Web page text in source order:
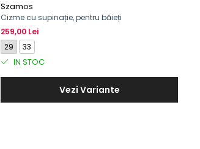
Szamos
Cizme cu supinație, pentru băieți
259,00 Lei
29
33
IN STOC
Vezi Variante